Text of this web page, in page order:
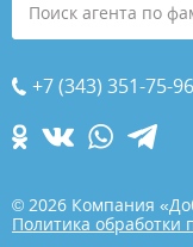
+7 (343) 351-75-96
Поиск агента по
© 2026 Компания
Политика